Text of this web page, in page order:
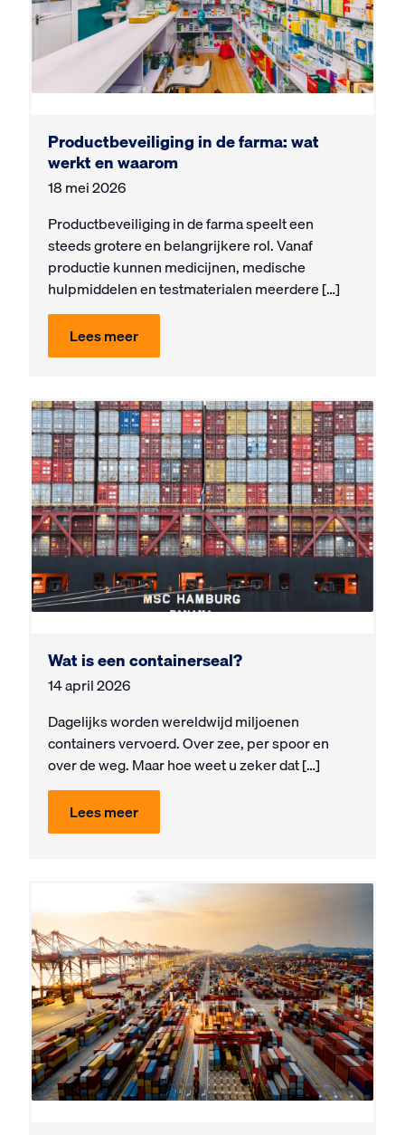
Productbeveiliging in de farma: wat
werkt en waarom
18 mei 2026
Productbeveiliging in de farma speelt een
steeds grotere en belangrijkere rol. Vanaf
productie kunnen medicijnen, medische
hulpmiddelen en testmaterialen meerdere […]
Lees meer
Wat is een containerseal?
14 april 2026
Dagelijks worden wereldwijd miljoenen
containers vervoerd. Over zee, per spoor en
over de weg. Maar hoe weet u zeker dat […]
Lees meer